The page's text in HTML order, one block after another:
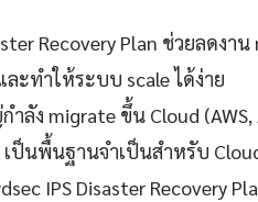
Recovery Plan ช่วยลดงา
ะทำให้ระบบ scale ได้ง่าย
ลัง migrate ขึ้น Cloud (AWS,
เป็นพื้นฐานจำเป็นสำหรับ
IPS Disaster Recovery